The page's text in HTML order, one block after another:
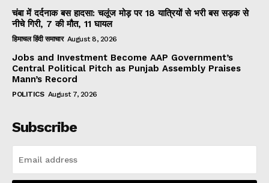
चंबा में दर्दनाक बस हादसा: चलूंज मोड़ पर 18 यात्रियों से भरी बस सड़क से
नीचे गिरी, 7 की मौत, 11 घायल
हिमाचल हिंदी समाचार August 8, 2026
Jobs and Investment Become AAP Government’s
Central Political Pitch as Punjab Assembly Praises
Mann’s Record
POLITICS August 7, 2026
Subscribe